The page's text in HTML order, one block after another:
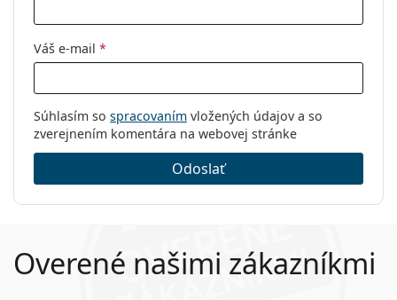
Váš e-mail *
Súhlasím so spracovaním vložených údajov a so
zverejnením komentára na webovej stránke
Odoslať
Overené našimi zákazníkmi